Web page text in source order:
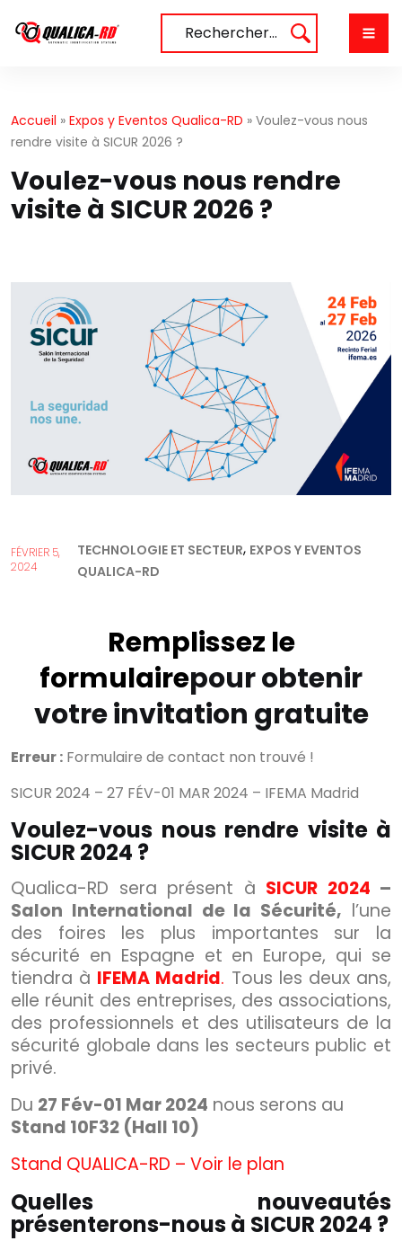
au
Rechercher…
Accueil » Expos y Eventos Qualica-RD » Voulez-vous nous
rendre visite à SICUR 2026 ?
Voulez-vous nous rendre
visite à SICUR 2026 ?
FÉVRIER 5,
2024
TECHNOLOGIE ET SECTEUR, EXPOS Y EVENTOS
QUALICA-RD
Remplissez le
formulairepour obtenir
votre invitation gratuite
Erreur : Formulaire de contact non trouvé !
SICUR 2024 – 27 FÉV-01 MAR 2024 – IFEMA Madrid
Voulez-vous nous rendre visite à
SICUR 2024 ?
Qualica-RD sera présent à SICUR 2024 –
Salon International de la Sécurité, l’une
des foires les plus importantes sur la
sécurité en Espagne et en Europe, qui se
tiendra à IFEMA Madrid. Tous les deux ans,
elle réunit des entreprises, des associations,
des professionnels et des utilisateurs de la
sécurité globale dans les secteurs public et
privé.
Du 27 Fév-01 Mar 2024 nous serons au
Stand 10F32 (Hall 10)
Stand QUALICA-RD – Voir le plan
Quelles nouveautés
présenterons-nous à SICUR 2024 ?